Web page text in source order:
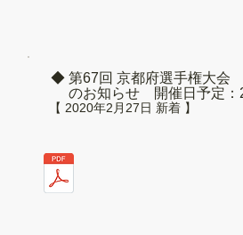
◆ 第67回 京都府選手権大会
のお知らせ 開催日予定：
【 2020年2月27日 新着 】